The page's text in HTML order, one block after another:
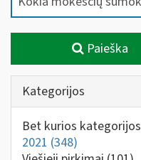
Paieška
Kategorijos
Bet kurios kategorijos
2021 (348)